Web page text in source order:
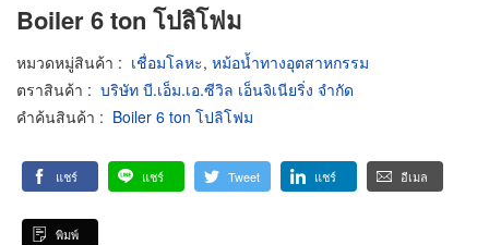
Boiler 6 ton โปลิโฟม
หมวดหมู่สินค้า : เชื่อมโลหะ, หม้อน้ำทางอุตสาหกรรม
ตราสินค้า : บริษัท บี.เอ็ม.เอ.ซีวิล เอ็นจิเนียริ่ง จำกัด
คำค้นสินค้า : Boiler 6 ton โปลิโฟม
แชร์ แชร์ Tweet แชร์ อีเมล
พิมพ์